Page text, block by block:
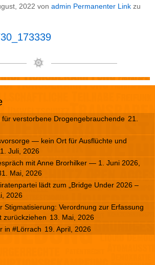
2022 von admin Permanenter Link zu
verstorbene Drogengebrauchende 21.
— kein Ort für Ausflüchte und
Juli, 2026
mit Anne Brorhilker — 1. Juni 2026,
Mai, 2026
lädt zum „Bridge Under 2026 –
2026
Stigmatisierung: Verordnung zur Erfassung
zurückziehen 13. Mai, 2026
in #Lörrach 19. April, 2026